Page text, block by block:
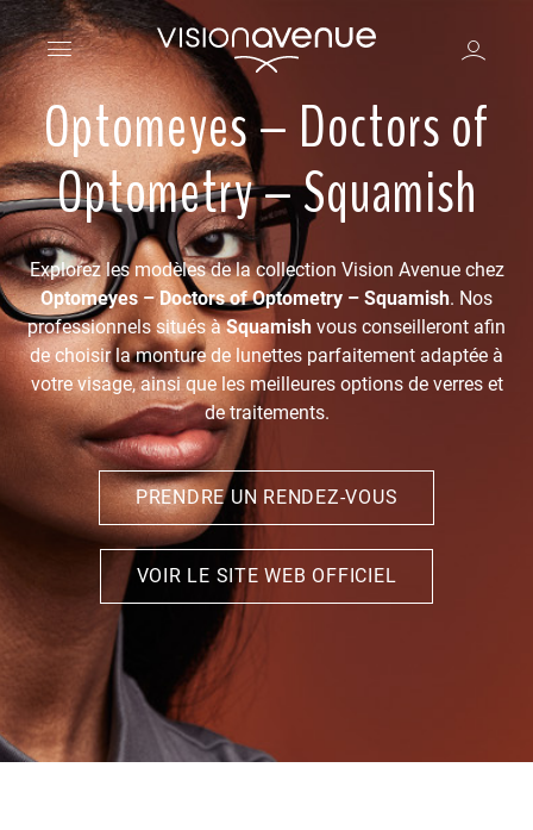
Optomeyes – Doctors of
Optometry – Squamish
Explorez les modèles de la collection Vision Avenue chez
Optomeyes – Doctors of Optometry – Squamish. Nos
professionnels situés àSquamish vous conseilleront afin
de choisir la monture de lunettes parfaitement adaptée à
votre visage, ainsi que les meilleures options de verres et
de traitements.
PRENDRE UN RENDEZ-VOUS
VOIR LE SITE WEB OFFICIEL